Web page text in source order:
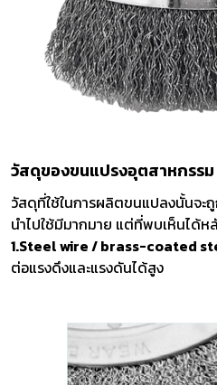
วัสดุของขนแปรงอุตสาหกรรม
วัสดุที่ใช้ในการผลิตขนแปลงนั้นจ
นำไปใช้มีมากมาย แต่ที่พบเห็นได้
1.Steel wire / brass-coated
ต่อแรงดึงและแรงดันได้สูง